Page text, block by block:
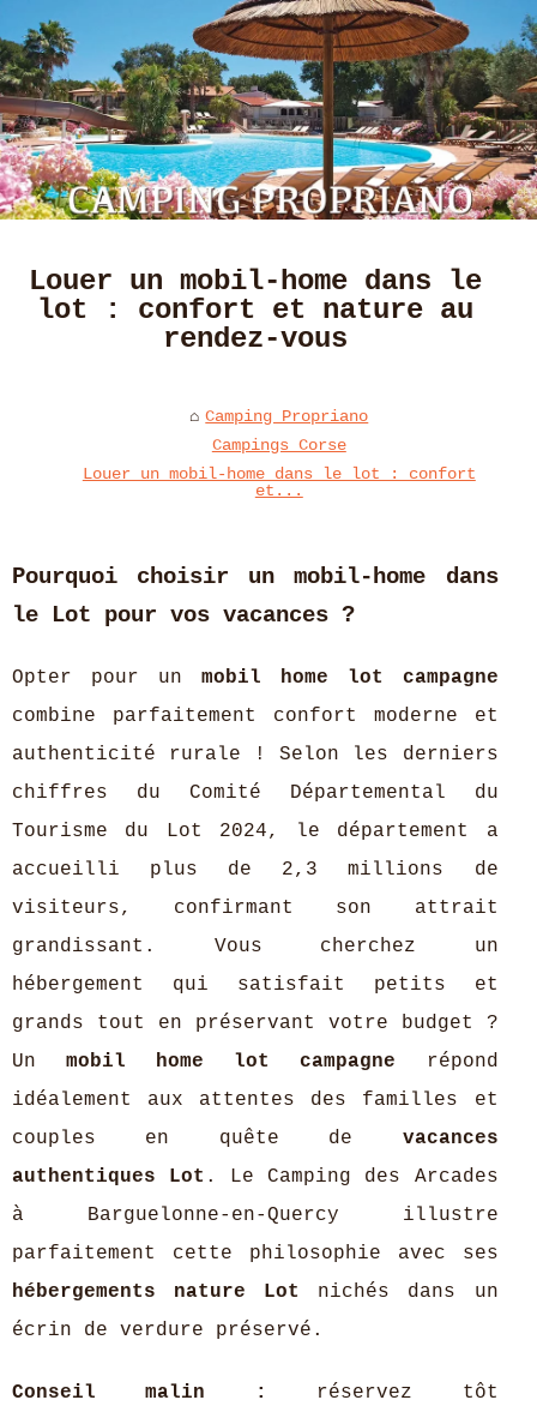
Louer un mobil-home dans le
lot : confort et nature au
rendez-vous
Camping Propriano
Campings Corse
Louer un mobil-home dans le lot : confort
et...
Pourquoi choisir un mobil-home dans
le Lot pour vos vacances ?
Opter pour un mobil home lot campagne
combine parfaitement confort moderne et
authenticité rurale ! Selon les derniers
chiffres du Comité Départemental du
Tourisme du Lot 2024, le département a
accueilli plus de 2,3 millions de
visiteurs, confirmant son attrait
grandissant. Vous cherchez un
hébergement qui satisfait petits et
grands tout en préservant votre budget ?
Unmobil home lot campagne répond
idéalement aux attentes des familles et
couples en quête de vacances
authentiques Lot . Le Camping des Arcades
à Barguelonne-en-Quercy illustre
parfaitement cette philosophie avec ses
hébergements nature Lot
nichés dans un
écrin de verdure préservé.
Conseil malin :
réservez tôt